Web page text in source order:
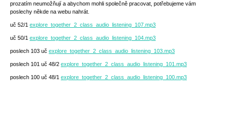
prozatím neumožňují a abychom mohli společně pracovat, potřebujeme vám
poslechy někde na webu nahrát.
uč 52/1 explore_together_2_class_audio_listening_107.mp3
uč 50/1 explore_together_2_class_audio_listening_104.mp3
poslech 103 uč explore_together_2_class_audio_listening_103.mp3
poslech 101 uč 48/2 explore_together_2_class_audio_listening_101.mp3
poslech 100 uč 48/1 explore_together_2_class_audio_listening_100.mp3